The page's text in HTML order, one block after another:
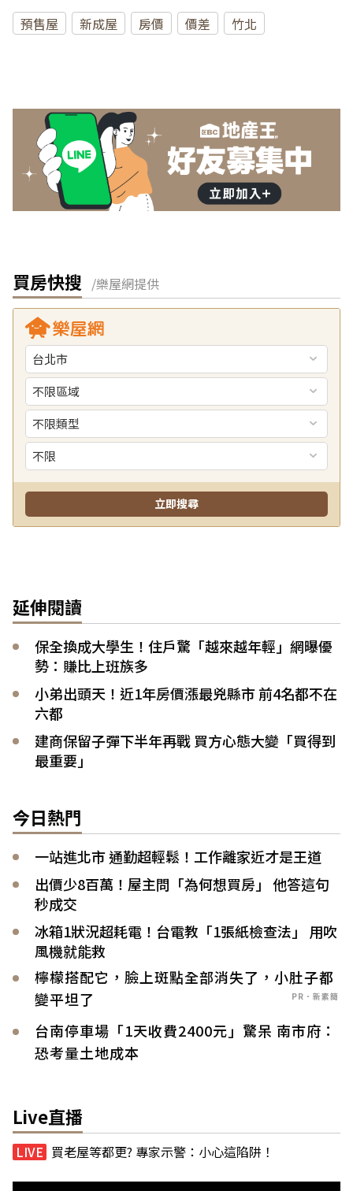
預售屋 新成屋 房價 價差 竹北
買房快搜 /樂屋網提供
延伸閱讀
保全換成大學生！住戶驚「越來越年輕」網曝優
勢：賺比上班族多
小弟出頭天！近1年房價漲最兇縣市 前4名都不在
六都
建商保留子彈下半年再戰 買方心態大變「買得到
最重要」
今日熱門
一站進北市 通勤超輕鬆！工作離家近才是王道
出價少8百萬！屋主問「為何想買房」 他答這句
秒成交
冰箱1狀況超耗電！台電教「1張紙檢查法」 用吹
風機就能救
檸檬搭配它，臉上斑點全部消失了，小肚子都
變平坦了
PR．新素簡
台南停車場「1天收費2400元」驚呆 南市府：
恐考量土地成本
Live直播
買老屋等都更? 專家示警：小心這陷阱！